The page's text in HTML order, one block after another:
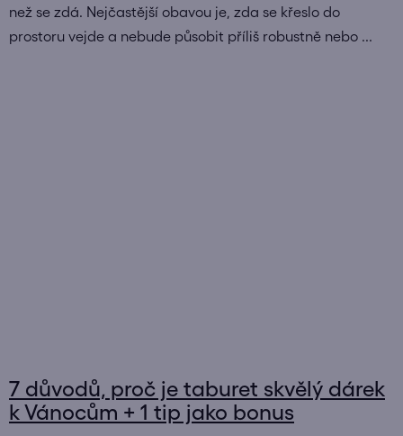
než se zdá. Nejčastější obavou je, zda se křeslo do
prostoru vejde a nebude působit příliš robustně nebo ...
7 důvodů, proč je taburet skvělý dárek
k Vánocům + 1 tip jako bonus